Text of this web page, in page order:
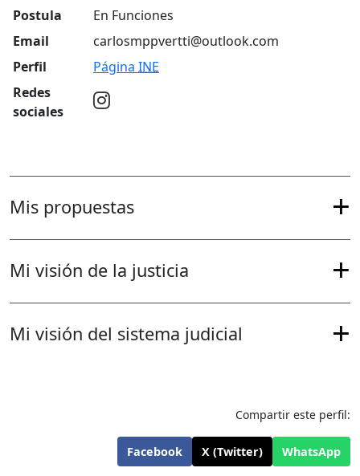
Postula
En Funciones
Email
carlosmppvertti@outlook.com
Perfil
Página INE
Redes
sociales
Mis propuestas
Mi visión de la justicia
Mi visión del sistema judicial
Compartir este perfil:
Facebook X (Twitter) WhatsApp